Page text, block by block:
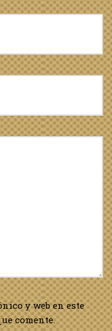
y web en este
comente.